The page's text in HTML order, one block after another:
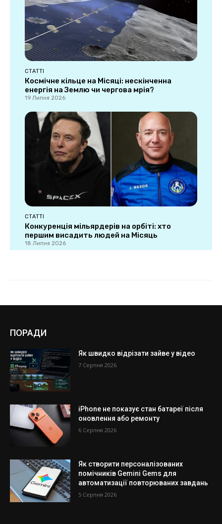
ПОРАДИ
Як швидко відрізати зайве у відео
7 Серпня 2026
iPhone не показує стан батареї після
оновлення або ремонту
6 Серпня 2026
Як створити персоналізованих
помічників Gemini Gems для
автоматизації повторюваних завдань
5 Серпня 2026